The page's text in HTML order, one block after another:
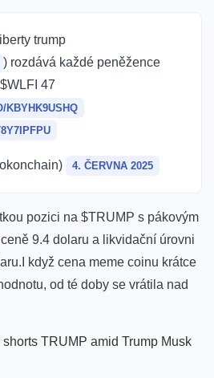
trump
) ​rozdává každé peněžence
47
KBYHK9USHQ
4. ČERVNA 2025
pozici na $TRUMP‌ s pákovým
9.4 dolaru a likvidační úrovni
když cena ‍meme coinu krátce
od té​ doby se vrátila ‍nad